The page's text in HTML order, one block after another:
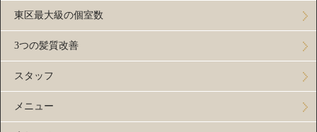
東区最大級の個室数
3つの髪質改善
スタッフ
メニュー